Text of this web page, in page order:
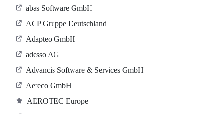
abas Software GmbH
ACP Gruppe Deutschland
Adapteo GmbH
adesso AG
Advancis Software & Services GmbH
Aereco GmbH
AEROTEC Europe